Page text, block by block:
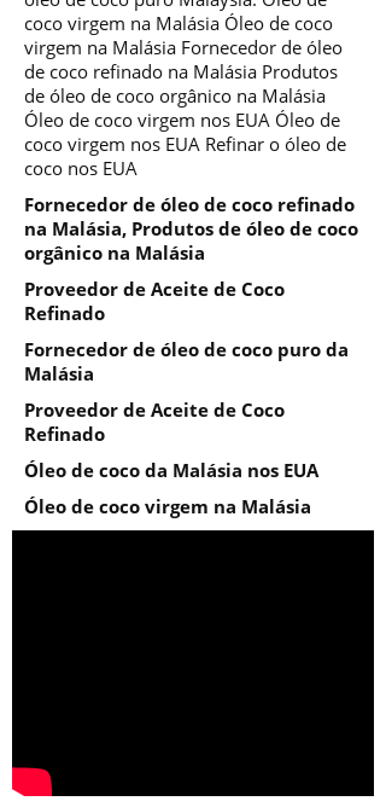
coco virgem na Malásia Óleo de coco
virgem na Malásia Fornecedor de óleo
de coco refinado na Malásia Produtos
de óleo de coco orgânico na Malásia
Óleo de coco virgem nos EUA Óleo de
coco virgem nos EUA Refinar o óleo de
coco nos EUA
Fornecedor de óleo de coco refinado
na Malásia, Produtos de óleo de coco
orgânico na Malásia
Proveedor de Aceite de Coco
Refinado
Fornecedor de óleo de coco puro da
Malásia
Proveedor de Aceite de Coco
Refinado
Óleo de coco da Malásia nos EUA
Óleo de coco virgem na Malásia